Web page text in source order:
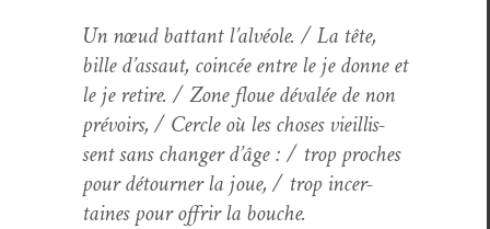
Un nœud bat­tant l’alvéole. / La tête,
bille d’assaut, coincée entre le je donne et
le je retire. / Zone floue dévalée de non
prévoirs, / Cer­cle où les choses vieil­lis­
sent sans chang­er d’âge : / trop proches
pour détourn­er la joue, / trop incer­
taines pour offrir la bouche.